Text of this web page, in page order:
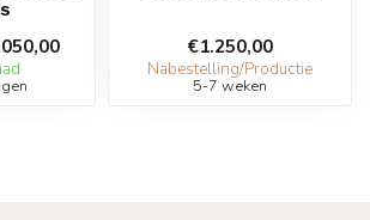
€1.250,00
Nabestelling/Productie
5-7 weken